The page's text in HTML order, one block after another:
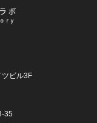
ビル3F
35